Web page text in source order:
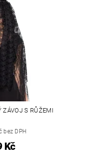
ZÁVOJ S RŮŽEMI
bez DPH
Kč